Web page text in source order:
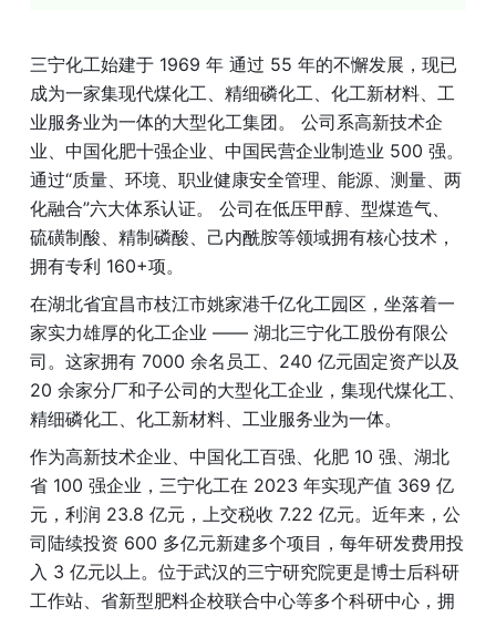
三宁化工始建于 1969 年 通过 55 年的不懈发展，现已
成为一家集现代煤化工、精细磷化工、化工新材料、工
业服务业为一体的大型化工集团。 公司系高新技术企
业、中国化肥十强企业、中国民营企业制造业 500 强。
通过“质量、环境、职业健康安全管理、能源、测量、两
化融合”六大体系认证。 公司在低压甲醇、型煤造气、
硫磺制酸、精制磷酸、己内酰胺等领域拥有核心技术，
拥有专利 160+项。
在湖北省宜昌市枝江市姚家港千亿化工园区，坐落着一
家实力雄厚的化工企业 —— 湖北三宁化工股份有限公
司。这家拥有 7000 余名员工、240 亿元固定资产以及
20 余家分厂和子公司的大型化工企业，集现代煤化工、
精细磷化工、化工新材料、工业服务业为一体。
作为高新技术企业、中国化工百强、化肥 10 强、湖北
省 100 强企业，三宁化工在 2023 年实现产值 369 亿
元，利润 23.8 亿元，上交税收 7.22 亿元。近年来，公
司陆续投资 600 多亿元新建多个项目，每年研发费用投
入 3 亿元以上。位于武汉的三宁研究院更是博士后科研
工作站、省新型肥料企校联合中心等多个科研中心，拥